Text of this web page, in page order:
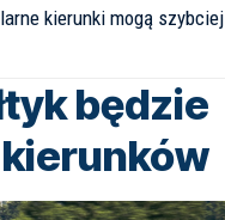
kierunki mogą szybciej
będzie